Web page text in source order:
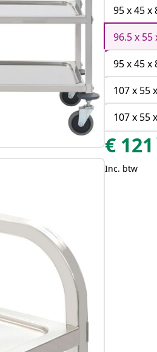
95 x 45 x
96.5 x 55
95 x 45 x
107 x 55
107 x 55
€ 121
Inc. btw